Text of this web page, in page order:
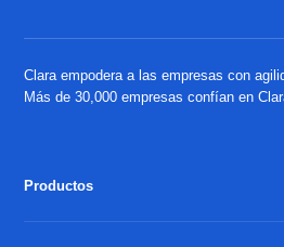
Clara empodera a las empresas con
Más de 30,000 empresas confían en
Productos